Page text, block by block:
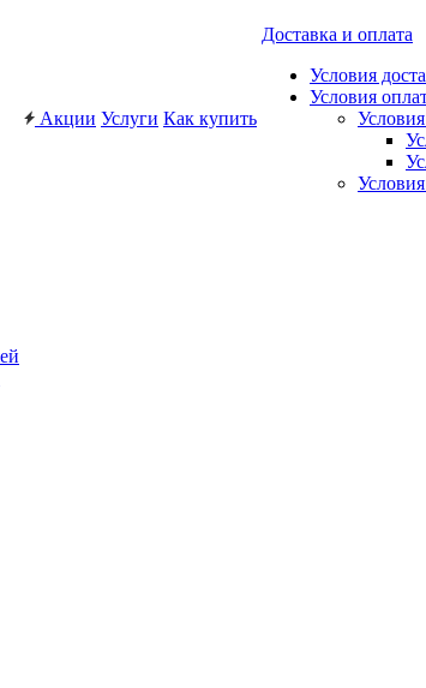
Акции Услуги Как купить
Доставка и оплата
Условия
Условия